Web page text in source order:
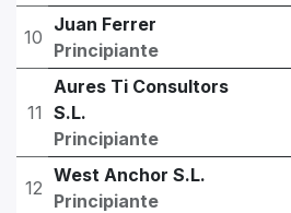
10
Juan Ferrer
Principiante
11
Aures Ti Consultors
S.L.
Principiante
12
West Anchor S.L.
Principiante